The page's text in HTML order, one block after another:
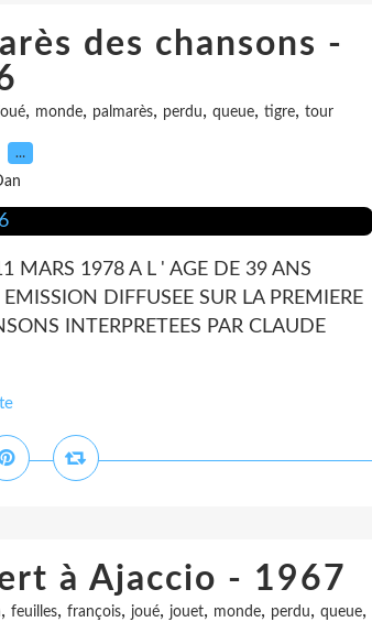
des chansons -
, monde, palmarès, perdu, queue, tigre, tour
…
MARS 1978 A L ' AGE DE 39 ANS
DIFFUSEE SUR LA PREMIERE
INTERPRETEES PAR CLAUDE
à Ajaccio - 1967
, feuilles, françois, joué, jouet, monde, perdu, queue,